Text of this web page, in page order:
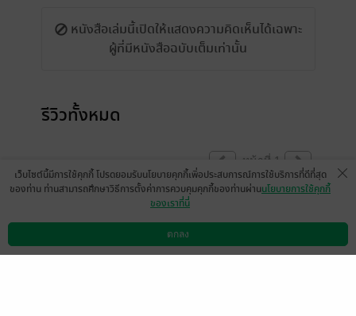
หนังสือเล่มนี้เปิดให้แสดงความคิดเห็นได้เฉพาะ
ผู้ที่มีหนังสือฉบับเต็มเท่านั้น
รีวิวทั้งหมด
หน้าที่ 1
ขณะนี้แสดงความคิดเห็นได้เฉพาะผู้ที่มีหนังสือ
ฉบับเต็มเท่านั้น
ดาวน์โหลดแอป วิธีการใช้งาน ติดต่อเรา
เว็บไซต์นี้มีการใช้คุกกี้ โปรดยอมรับนโยบายคุกกี้เพื่อประสบการณ์การใช้บริการที่ดีที่สุด
ของท่าน ท่านสามารถศึกษาวิธีการตั้งค่าการควบคุมคุกกี้ของท่านผ่านนโยบายการใช้คุกกี้
ของเราที่นี่
ตกลง